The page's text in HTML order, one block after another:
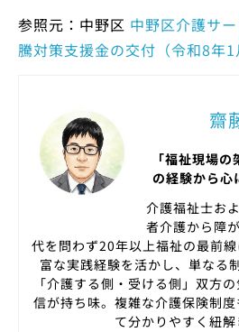
参照元：中野区 中野区介護サ
騰対策支援金の交付（令和8年1
齋
「福祉現場
の経験から心
介護福祉士お
者介護から障
代を問わず20年以上福祉の最前
富な実践経験を活かし、単なる
「介護する側・受ける側」双方
信が持ち味。複雑な介護保険制
て分かりやすく紐解